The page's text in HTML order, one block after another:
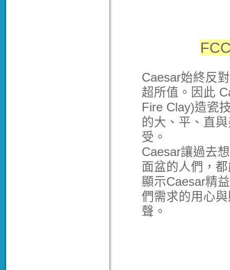
Caesar始終反
超所值。因此
Fire Clay)造瓷
的大、平、直
受。
Caesar讓過去
面盆的人們，
顯示Caesar精
們需求的用心
聲。